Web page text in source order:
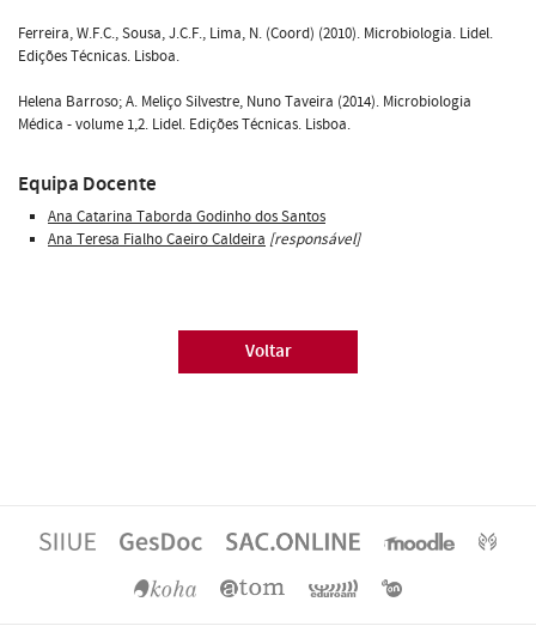
Ferreira, W.F.C., Sousa, J.C.F., Lima, N. (Coord) (2010). Microbiologia. Lidel.
Edições Técnicas. Lisboa.
Helena Barroso; A. Meliço Silvestre, Nuno Taveira (2014). Microbiologia
Médica - volume 1,2. Lidel. Edições Técnicas. Lisboa.
Equipa Docente
Ana Catarina Taborda Godinho dos Santos
Ana Teresa Fialho Caeiro Caldeira [responsável]
Voltar